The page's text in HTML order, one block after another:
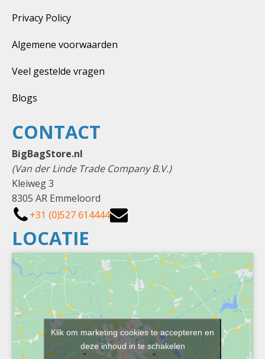
Privacy Policy
Algemene voorwaarden
Veel gestelde vragen
Blogs
LOCATIE
Klik om marketing cookies te accepteren en
deze inhoud in te schakelen
CONTACT
BigBagStore.nl
(Van der Linde Trade Company B.V.)
Kleiweg 3
8305 AR Emmeloord
+31 (0)527 614444